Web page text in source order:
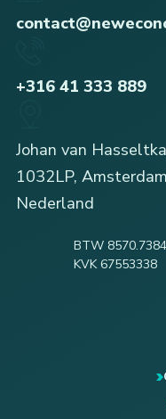
+316 41 333 889
Johan van
1032LP, Amsterdam
Nederland
BTW
KVK 67553338